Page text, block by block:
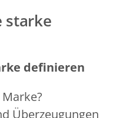
starke
definieren
Überzeugungen